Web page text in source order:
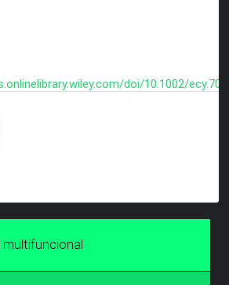
doi/10.1002/